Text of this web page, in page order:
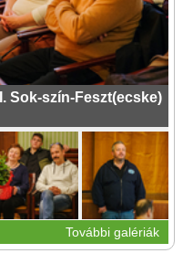
Sok-szín-Feszt(ecske)
További galériák